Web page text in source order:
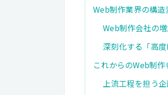
Web制作業界の構造
Web制作会社の
深刻化する「高
これからのWeb制
上流工程を担う